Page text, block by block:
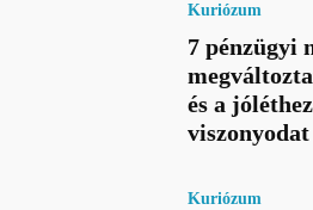
Kuriózum
7 pénzügyi
és a
viszonyodat
Kuriózum